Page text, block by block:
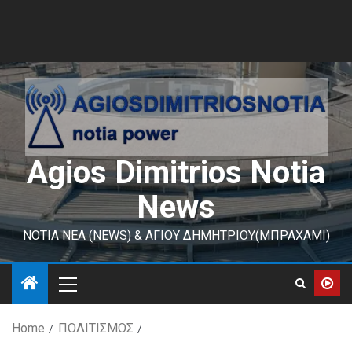
Agios Dimitrios Notia
News
ΝΟΤΙΑ ΝΕΑ (NEWS) & ΑΓΙΟΥ ΔΗΜΗΤΡΙΟΥ(ΜΠΡΑΧΑΜΙ)
Home
ΠΟΛΙΤΙΣΜΟΣ